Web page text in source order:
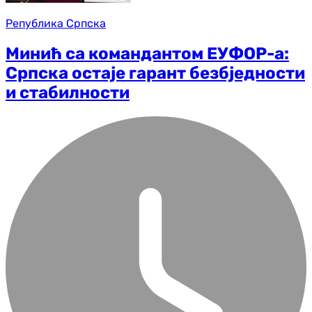
Република Српска
Минић са командантом ЕУФОР-а:
Српска остаје гарант безбједности
и стабилности